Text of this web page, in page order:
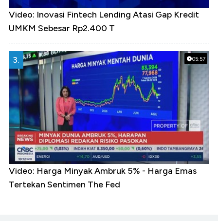
Video: Inovasi Fintech Lending Atasi Gap Kredit
UMKM Sebesar Rp2.400 T
05:57
3.
Video: Harga Minyak Ambruk 5% - Harga Emas
Tertekan Sentimen The Fed